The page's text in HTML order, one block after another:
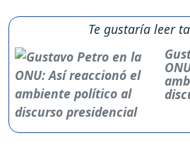
Te gustaría leer